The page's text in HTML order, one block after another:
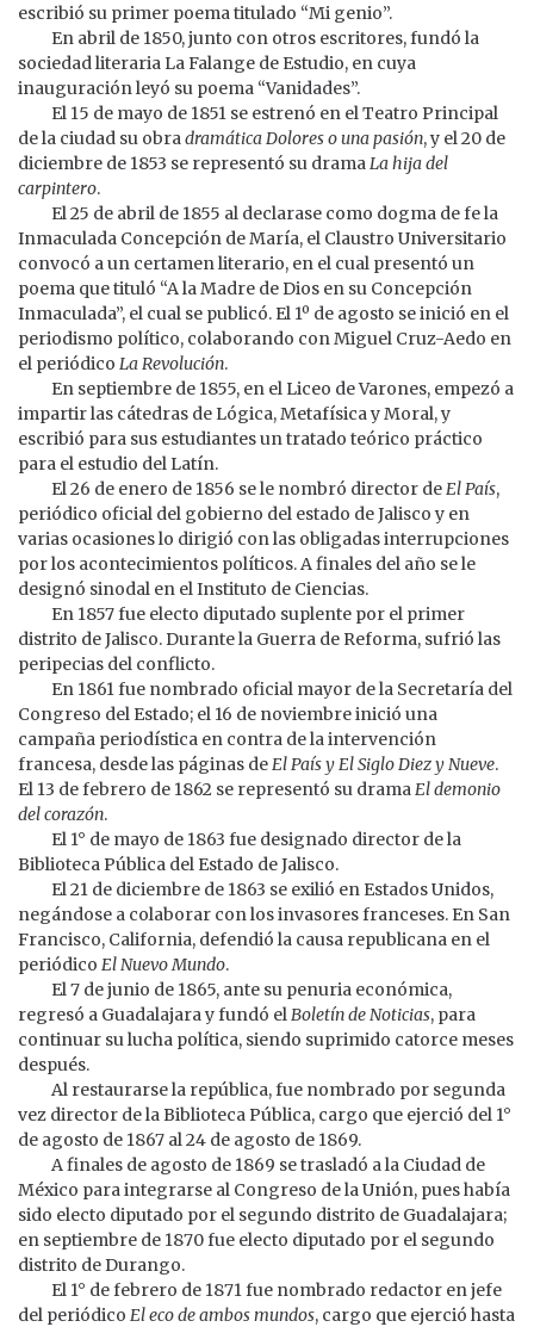
escribió su primer poema titulado “Mi genio”.
En abril de 1850, junto con otros escritores, fundó la
sociedad literaria La Falange de Estudio, en cuya
inauguración leyó su poema “Vanidades”.
El 15 de mayo de 1851 se estrenó en el Teatro Principal
de la ciudad su obradramática Dolores o una pasión, y el 20 de
diciembre de 1853 se representó su dramaLa hija del
carpintero.
El 25 de abril de 1855 al declarase como dogma de fe la
Inmaculada Concepción de María, el Claustro Universitario
convocó a un certamen literario, en el cual presentó un
poema que tituló “A la Madre de Dios en su Concepción
Inmaculada”, el cual se publicó. El 1º de agosto se inició en el
periodismo político, colaborando con Miguel Cruz-Aedo en
el periódico La Revolución.
En septiembre de 1855, en el Liceo de Varones, empezó a
impartir las cátedras de Lógica, Metafísica y Moral, y
escribió para sus estudiantes un tratado teórico práctico
para el estudio del Latín.
El 26 de enero de 1856 se le nombró director deEl País,
periódico oficial del gobierno del estado de Jalisco y en
varias ocasiones lo dirigió con las obligadas interrupciones
por los acontecimientos políticos. A finales del año se le
designó sinodal en el Instituto de Ciencias.
En 1857 fue electo diputado suplente por el primer
distrito de Jalisco. Durante la Guerra de Reforma, sufrió las
peripecias del conflicto.
En 1861 fue nombrado oficial mayor de la Secretaría del
Congreso del Estado; el 16 de noviembre inició una
campaña periodística en contra de la intervención
francesa, desde las páginas deEl País y El Siglo Diez y Nueve.
El 13 de febrero de 1862 se representó su dramaEl demonio
del corazón.
El 1° de mayo de 1863 fue designado director de la
Biblioteca Pública del Estado de Jalisco.
El 21 de diciembre de 1863 se exilió en Estados Unidos,
negándose a colaborar con los invasores franceses. En San
Francisco, California, defendió la causa republicana en el
periódico El Nuevo Mundo.
El 7 de junio de 1865, ante su penuria económica,
regresó a Guadalajara y fundó elBoletín de Noticias, para
continuar su lucha política, siendo suprimido catorce meses
después.
Al restaurarse la república, fue nombrado por segunda
vez director de la Biblioteca Pública, cargo que ejerció del 1°
de agosto de 1867 al 24 de agosto de 1869.
A finales de agosto de 1869 se trasladó a la Ciudad de
México para integrarse al Congreso de la Unión, pues había
sido electo diputado por el segundo distrito de Guadalajara;
en septiembre de 1870 fue electo diputado por el segundo
distrito de Durango.
El 1° de febrero de 1871 fue nombrado redactor en jefe
del periódico El eco de ambos mundos, cargo que ejerció hasta